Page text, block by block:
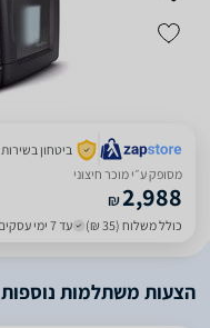
ביטחון בשירות
מסופק ע״י מוכר חיצוני
₪2,988
כולל משלוח (35 ₪) עד 7 ימי עסקים
הצעות משתלמות נוספות